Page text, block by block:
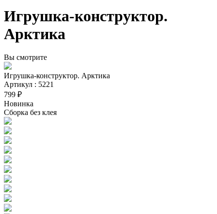
Игрушка-конструктор.
Арктика
Вы смотрите
Игрушка-конструктор. Арктика
Артикул : 5221
799 ₽
Новинка
Сборка без клея